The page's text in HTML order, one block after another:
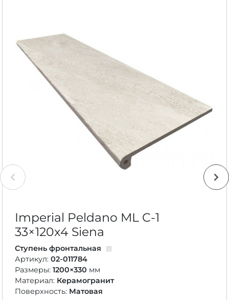
Imperial Peldano ML C-1
33×120x4 Siena
Ступень фронтальная
Артикул: 02-011784
Размеры: 1200×330 мм
Материал: Керамогранит
Поверхность: Матовая